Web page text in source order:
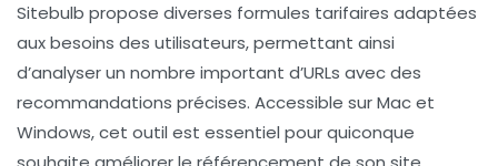
Sitebulb propose diverses formules tarifaires adaptées
aux besoins des utilisateurs, permettant ainsi
d’analyser un nombre important d’URLs avec des
recommandations précises. Accessible surMacet
Windows, cet outil est essentiel pour quiconque